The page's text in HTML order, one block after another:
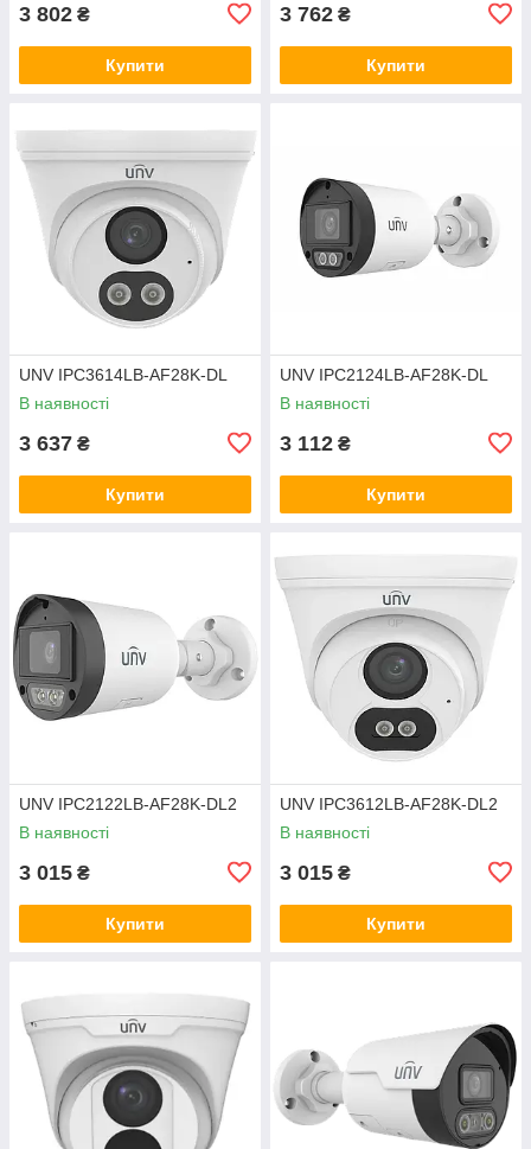
3 802 ₴
Купити
3 762 ₴
Купити
UNV IPC3614LB-AF28K-DL
В наявності
3 637 ₴
Купити
UNV IPC2124LB-AF28K-DL
В наявності
3 112 ₴
Купити
UNV IPC2122LB-AF28K-DL2
В наявності
3 015 ₴
Купити
UNV IPC3612LB-AF28K-DL2
В наявності
3 015 ₴
Купити